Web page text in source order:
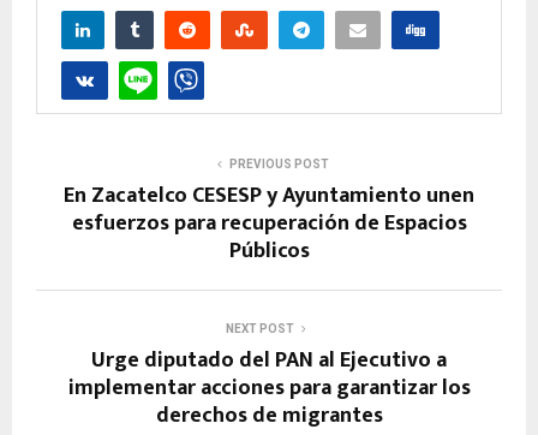
PREVIOUS POST
En Zacatelco CESESP y Ayuntamiento unen
esfuerzos para recuperación de Espacios
Públicos
NEXT POST
Urge diputado del PAN al Ejecutivo a
implementar acciones para garantizar los
derechos de migrantes